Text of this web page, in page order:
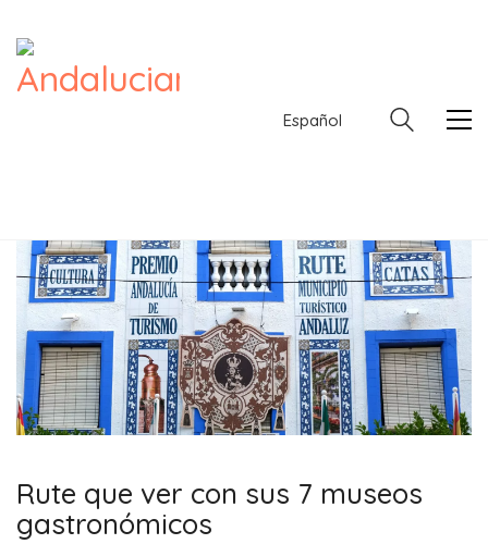
Español
Español
Rute que ver con sus 7 museos
gastronómicos